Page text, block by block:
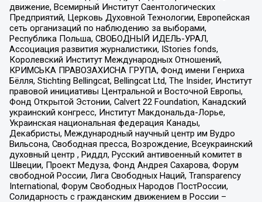
движение, Всемирный Институт Саентологических
Предприятий, Церковь Духовной Технологии, Европейская
сеть организаций по наблюдению за выборами,
Республика Польша, СВОБОДНЫЙ ИДЕЛЬ-УРАЛ,
Ассоциация развития журналистики, IStories fonds,
Королевский Институт Международных Отношений,
КРИМСЬКА ПРАВОЗАХИСНА ГРУПА, Фонд имени Генриха
Бёлля, Stichting Bellingcat, Bellingcat Ltd, The Insider, Институт
правовой инициативы Центральной и Восточной Европы,
Фонд Открытой Эстонии, Calvert 22 Foundation, Канадский
украинский конгресс, Институт Макдональда-Лорье,
Украинская национальная федерация Канады,
Декабристы, Международный научный центр им Вудро
Вильсона, Свободная пресса, Возрождение, Всеукраинский
духовный центр , Риддл, Русский антивоенный комитет в
Швеции, Проект Медуза, Фонд Андрея Сахарова, Форум
свободной России, Лига Свободных Наций, Transparеncy
International, Форум Свободных Народов ПостРоссии,
Солидарность с гражданским движением в России –